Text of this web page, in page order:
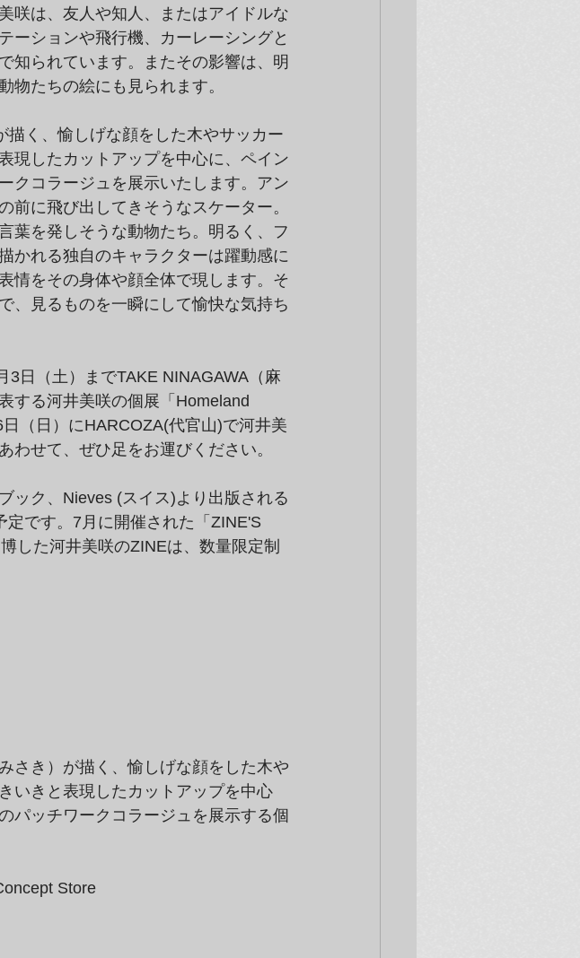
咲は、友人や知人、またはアイドルな
ーションや飛行機、カーレーシングと
知られています。またその影響は、明
物たちの絵にも見られます。
描く、愉しげな顔をした木やサッカー
現したカットアップを中心に、ペイン
クコラージュを展示いたします。アン
に飛び出してきそうなスケーター。
葉を発しそうな動物たち。明るく、フ
かれる独自のキャラクターは躍動感に
情をその身体や顔全体で現します。そ
、見るものを一瞬にして愉快な気持ち
日（土）までTAKE NINAGAWA（麻
する河井美咲の個展「Homeland
（日）にHARCOZA(代官山)で河井美
わせて、ぜひ足をお運びください。
ック、Nieves (スイス)より出版される
です。7月に開催された「ZINE'S
した河井美咲のZINEは、数量限定制
さき）が描く、愉しげな顔をした木や
いきと表現したカットアップを中心
パッチワークコラージュを展示する個
Store